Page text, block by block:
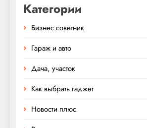
Категории
Бизнес советник
Гараж и авто
Дача, участок
Как выбрать гаджет
Новости плюс